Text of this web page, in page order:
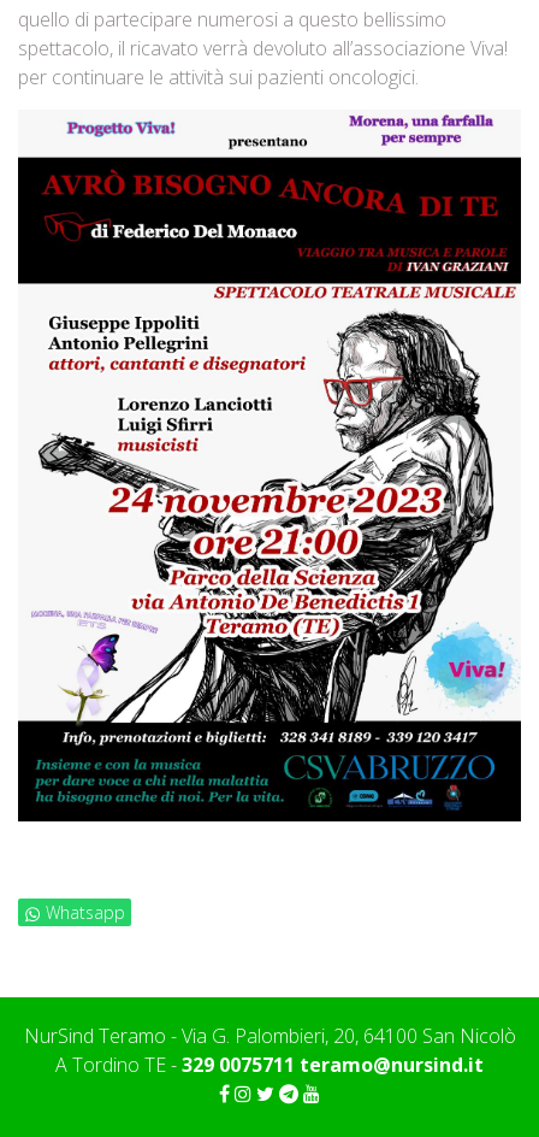
quello di partecipare numerosi a questo bellissimo
spettacolo, il ricavato verrà devoluto all’associazione Viva!
per continuare le attività sui pazienti oncologici.
Whatsapp
NurSind Teramo - Via G. Palombieri, 20, 64100 San Nicolò
A Tordino TE -329 0075711 teramo@nursind.it